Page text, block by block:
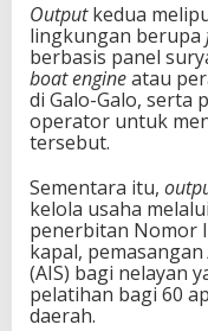
Outputkedua
lingkungan berupa
berbasis panel
boat engineatau
di Galo-Galo, serta
operator untuk
tersebut.
Sementara itu,
kelola usaha
penerbitan Nomor
kapal, pemasangan
(AIS) bagi nelayan
pelatihan bagi 60
daerah.